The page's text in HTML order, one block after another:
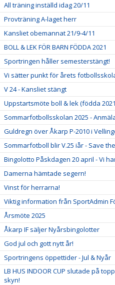
All träning inställd idag 20/11
Provträning A-laget herr
Kansliet obemannat 21/9-4/11
BOLL & LEK FÖR BARN FÖDDA 2021
Sportringen håller semesterstängt!
Vi sätter punkt för årets
V 24 - Kansliet stängt
Uppstartsmöte boll & lek (födda
Sommarfotbollsskolan 2025 -
Guldregn över Åkarp P-2010 i
Sommarfotboll blir V.25 iår - Save
Bingolotto Påskdagen 20 april - Vi
Damerna hämtade segern!
Vinst för herrarna!
Viktig information från SportAdmin
Årsmöte 2025
Åkarp IF säljer Nyårsbingolotter
God jul och gott nytt år!
Sportringens öppettider - Jul & Nyår
LB HUS INDOOR CUP slutade på
skyn!